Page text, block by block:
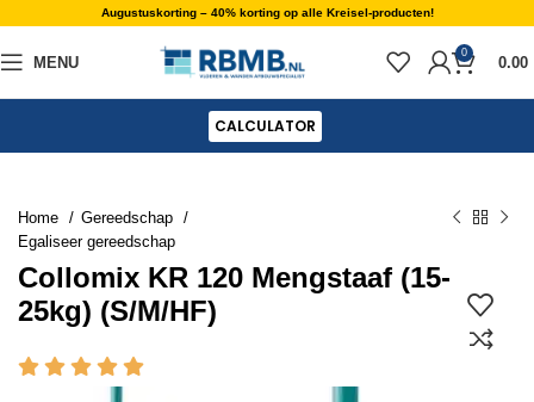
Augustuskorting – 40% korting op alle Kreisel-producten!
MENU
0
0.00
CALCULATOR
Home
Gereedschap
Egaliseer gereedschap
Collomix KR 120 Mengstaaf (15-
25kg) (S/M/HF)